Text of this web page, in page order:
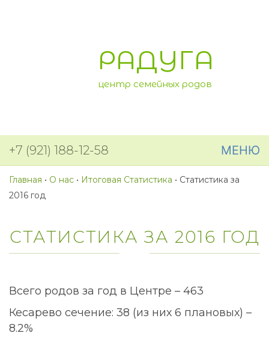
РАДУГА
центр семейных родов
+7 (921) 188-12-58 МЕНЮ
Главная • О нас • Итоговая Статистика • Статистика за
2016 год
СТАТИСТИКА ЗА 2016 ГОД
Всего родов за год в Центре – 463
Кесарево сечение: 38 (из них 6 плановых) –
8.2%